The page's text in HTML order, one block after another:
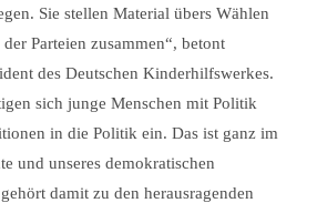
Sie stellen Material übers Wählen
Parteien zusammen“, betont
des Deutschen Kinderhilfswerkes.
sich junge Menschen mit Politik
in die Politik ein. Das ist ganz im
und unseres demokratischen
damit zu den herausragenden